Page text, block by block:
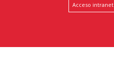
Acceso intranet